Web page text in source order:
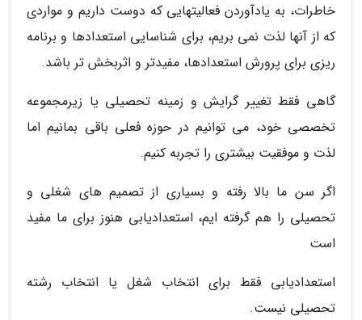
خاطرات، به یادآوردن فعالیتهایی که دوست داریم و مواردی
که از آنها لذت نمی بریم، برای شناسایی استعدادها و برنامه
ریزی برای پرورش استعدادها، مفیدتر و اثربخش تر باشد.
گاهی فقط تغییر گرایش و زمینه تحصیلی یا زیرمجموعه
تخصصی خود، می توانیم در حوزه فعلی باقی بمانیم اما
لذت و موفقیت بیشتری را تجربه کنیم.
اگر سن ما بالا رفته و بسیاری از تصمیم های شغلی و
تحصیلی را هم گرفته ایم، استعدادیابی هنوز برای ما مفید
است
استعدادیابی فقط برای انتخاب شغل یا انتخاب رشته
تحصیلی نیست.